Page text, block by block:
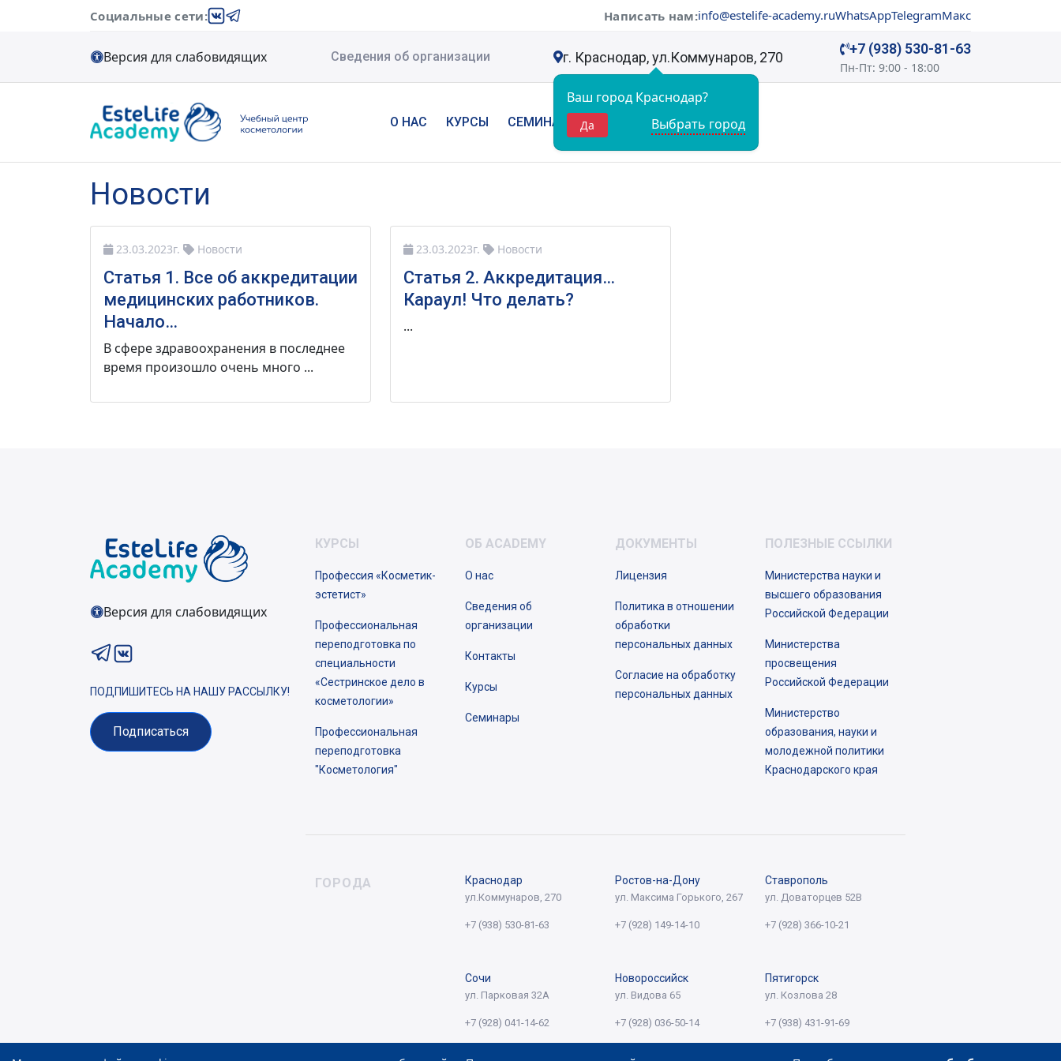
Социальные сети: Написать нам:info@estelife-academy.ruWhatsAppTelegramМакс
Версия для слабовидящих Сведения об организации г. Краснодар, ул.Коммунаров, 270
Ваш город Краснодар?
Да Выбрать город
+7 (938) 530-81-63
Пн-Пт: 9:00 - 18:00
О НАС КУРСЫ СЕМИНАРЫ НОВОСТИ КОНТАКТЫ
Новости
23.03.2023г. Новости
Статья 1. Все об аккредитации
медицинских работников.
Начало…
В сфере здравоохранения в последнее
время произошло очень много ...
23.03.2023г. Новости
Статья 2. Аккредитация…
Караул! Что делать?
...
Версия для слабовидящих
ПОДПИШИТЕСЬ НА НАШУ РАССЫЛКУ!
Подписаться
КУРСЫ
Профессия «Косметик-
эстетист»
Профессиональная
переподготовка по
специальности
«Сестринское дело в
косметологии»
Профессиональная
переподготовка
"Косметология"
ОБ ACADEMY
О нас
Сведения об
организации
Контакты
Курсы
Семинары
ДОКУМЕНТЫ
Лицензия
Политика в отношении
обработки
персональных данных
Согласие на обработку
персональных данных
ПОЛЕЗНЫЕ ССЫЛКИ
Министерства науки и
высшего образования
Российской Федерации
Министерства
просвещения
Российской Федерации
Министерство
образования, науки и
молодежной политики
Краснодарского края
ГОРОДА Краснодар
ул.Коммунаров, 270
+7 (938) 530-81-63
Сочи
ул. Парковая 32А
+7 (928) 041-14-62
Ростов-на-Дону
ул. Максима Горького, 267
+7 (928) 149-14-10
Новороссийск
ул. Видова 65
+7 (928) 036-50-14
Ставрополь
ул. Доваторцев 52В
+7 (928) 366-10-21
Пятигорск
ул. Козлова 28
+7 (938) 431-91-69